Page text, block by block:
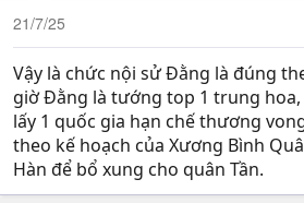
21/7/25
Vậy là chức nội sử Đằng là đúng
giờ Đằng là tướng top 1 trung
lấy 1 quốc gia hạn chế thương
theo kế hoạch của Xương Bình
Hàn để bổ xung cho quân Tần.